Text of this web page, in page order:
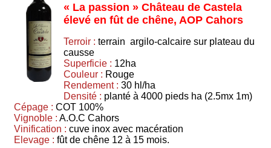
« La passion » Château de Castela
élevé en fût de chêne, AOP Cahors
Terroir : terrain argilo-calcaire sur plateau du
causse
Superficie : 12ha
Couleur : Rouge
Rendement : 30 hl/ha
Densité : planté à 4000 pieds ha (2.5mx 1m)
Cépage : COT 100%
Vignoble : A.O.C Cahors
Vinification : cuve inox avec macération
Elevage : fût de chêne 12 à 15 mois.